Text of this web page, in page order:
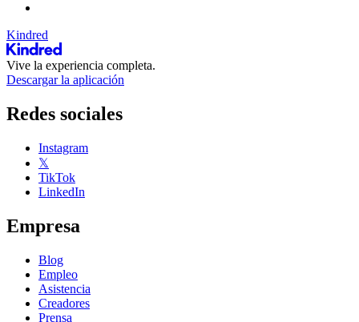
Kindred
Vive la experiencia completa.
Descargar la aplicación
Redes sociales
Instagram
𝕏
TikTok
LinkedIn
Empresa
Blog
Empleo
Asistencia
Creadores
Prensa